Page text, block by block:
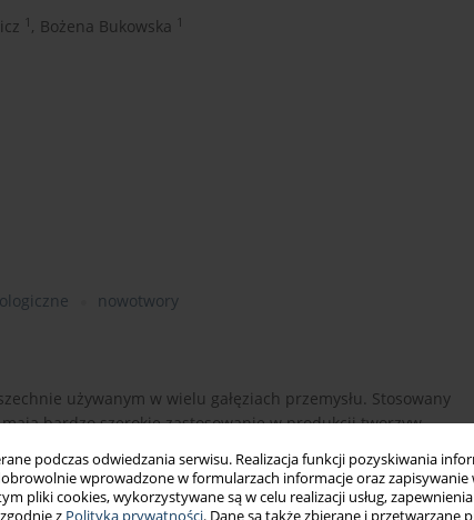
podczas odwiedzania serwisu. Realizacja funkcji pozyskiwania
wprowadzone w formularzach informacje oraz
pliki cookies, wykorzystywane są w celu realizacji usług,
z Polityką prywatności. Dane są także zbierane i przetwarzane
1 , Bożena Bukowska 1
nowotwory
używanym w wielu gałęziach przemysłu. Stosowany
bardzo szerokie zastosowanie w produkcji tworzyw
używane są również w przemyśle celulozowo-
toaletowych i składników kosmetyków. Zainteresowanie
dotyczącym powstawania tej substancji podczas